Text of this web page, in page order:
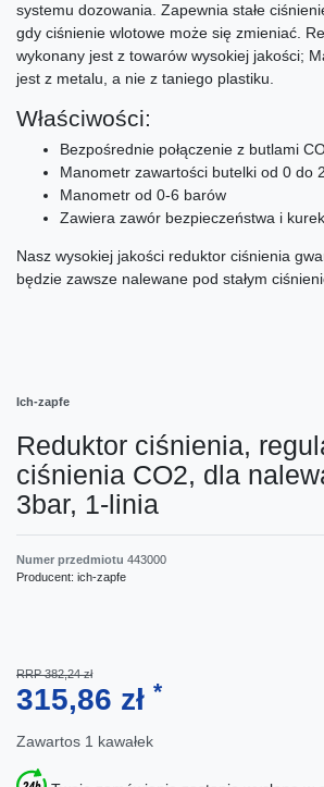
systemu dozowania. Zapewnia stałe
gdy ciśnienie wlotowe może się zmieniać.
wykonany jest z towarów wysokiej jakości;
jest z metalu, a nie z taniego plastiku.
Właściwości:
Bezpośrednie połączenie z butlami
Manometr zawartości butelki od 0 do
Manometr od 0-6 barów
Zawiera zawór bezpieczeństwa i kurek
Nasz wysokiej jakości reduktor ciśnienia
będzie zawsze nalewane pod stałym
Ich-zapfe
Reduktor ciśnienia,
ciśnienia CO2, dla
3bar, 1-linia
Numer przedmiotu 443000
Producent: ich-zapfe
RRP 382,24 zł
315,86 zł *
Zawartos 1 kawałek